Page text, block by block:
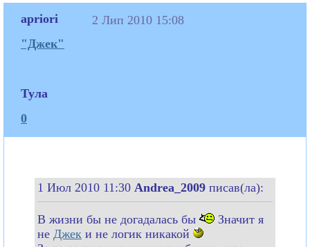
apriori
"Джек"
Тула
0
2 Лип 2010 15:08
1 Июл 2010 11:30 Andrea_2009 писав(ла):
В жизни бы не догадалась бы
Значит я
не Джек и не логик никакой